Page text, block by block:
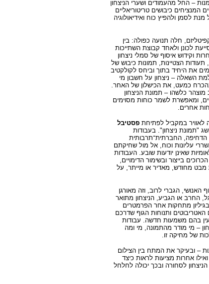
– החל מהעמודים ושערי הניצחון
המנציחים כיבושים טריטוריאליים
לסמן ולהפיץ כוח ואידיאולוגיה
חלה תנועה כפולה: בין
לכונן ולאחד קבוצת השתייכות
וקידוש איסוף של סמלי ניצחון
הצטיינות, תמונות כיבוש של
את היחיד בתוך וביחס לקולקטיב
השאלה – ניצחון על חשבון מי
כמעט, את הכישלון של האחר.
מוצהר כלשהו – תמונת הניצחון
ומאפשרת לשמר כוחות מסוימים
אחרים.
לאוויר במקביל לפתיחת פסטיבל
"תמונת ניצחון". בעבודות
הדחיפה, החברתית־תרבותית
עליונות וכוח, אל מול שחיקתם
שאינן יודעות שובע. העבודות
בייצור ובשימור הדימויים,
מבט מחודש, מאדיר או מייתר, על
האנושי, הגברי לרוב, וזה מאורגן
החרב או הגביע, הניצחון מתואר
מתחקות אחר הפרמטרים
ותנוחות הגוף שדרכם
בהם משמעות חדשה. עבודות
– מי מודר מהתמונה, מי ומה
של מחיקה זו.
– ובעיקר את המתח בין הצילום
אחרות מציעות לראות כיצד
לסחורה ובכך יכולה לחלחל